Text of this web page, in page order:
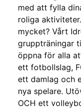
med att fylla
roliga
mycket? Vårt
gruppträningar
öppna för alla
ett fotbollslag,
ett damlag och
nya spelare.
OCH ett